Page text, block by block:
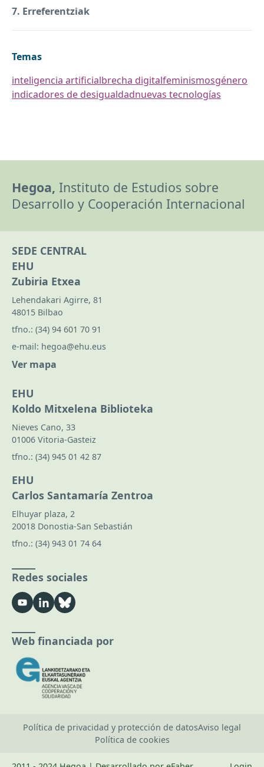
7. Erreferentziak
Temas
inteligencia artificialbrecha digitalfeminismosgénero
indicadores de desigualdadnuevas tecnologías
Hegoa, Instituto de Estudios sobre
Desarrollo y Cooperación Internacional
SEDE CENTRAL
EHU
Zubiria Etxea
Lehendakari Agirre, 81
48015 Bilbao
tfno.: (34) 94 601 70 91
e-mail: hegoa@ehu.eus
Ver mapa
EHU
Koldo Mitxelena Biblioteka
Nieves Cano, 33
01006 Vitoria-Gasteiz
tfno.: (34) 945 01 42 87
EHU
Carlos Santamaría Zentroa
Elhuyar plaza, 2
20018 Donostia-San Sebastián
tfno.: (34) 943 01 74 64
Redes sociales
Web financiada por
Política de privacidad y protección de datosAviso legal
Política de cookies